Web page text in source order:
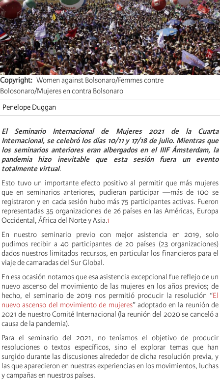
Copyright
Women against Bolsonaro/Femmes contre
Bolosonaro/Mujeres en contra Bolsonaro
Penelope Duggan
El Seminario Internacional de Mujeres 2021 de la Cuarta
Internacional, se celebró los días 10/11 y 17/18 de julio. Mientras que
los seminarios anteriores eran albergados en el IIIF Ámsterdam, la
pandemia hizo inevitable que esta sesión fuera un evento
totalmente virtual.
Esto tuvo un importante efecto positivo al permitir que más mujeres
que en seminarios anteriores, pudieran participar —más de 100 se
registraron y en cada sesión hubo más 75 participantes activas. Fueron
representadas 35 organizaciones de 26 países en las Américas, Europa
Occidental, África del Norte y Asia.1
En nuestro seminario previo con mejor asistencia en 2019, solo
pudimos recibir a 40 participantes de 20 países (23 organizaciones)
dados nuestros limitados recursos, en particular los financieros para el
viaje de camaradas del Sur Global.
En esa ocasión notamos que esa asistencia excepcional fue reflejo de un
nuevo ascenso del movimiento de las mujeres en los años previos; de
hecho, el seminario de 2019 nos permitió producir la resolución “El
nuevo ascenso del movimiento de mujeres” adoptado en la reunión de
2021 de nuestro Comité Internacional (la reunión del 2020 se canceló a
causa de la pandemia).
Para el seminario del 2021, no teníamos el objetivo de producir
resoluciones o textos específicos, sino el explorar temas que han
surgido durante las discusiones alrededor de dicha resolución previa, y
las que aparecieron en nuestras experiencias en los movimientos, luchas
y campañas en nuestros países.